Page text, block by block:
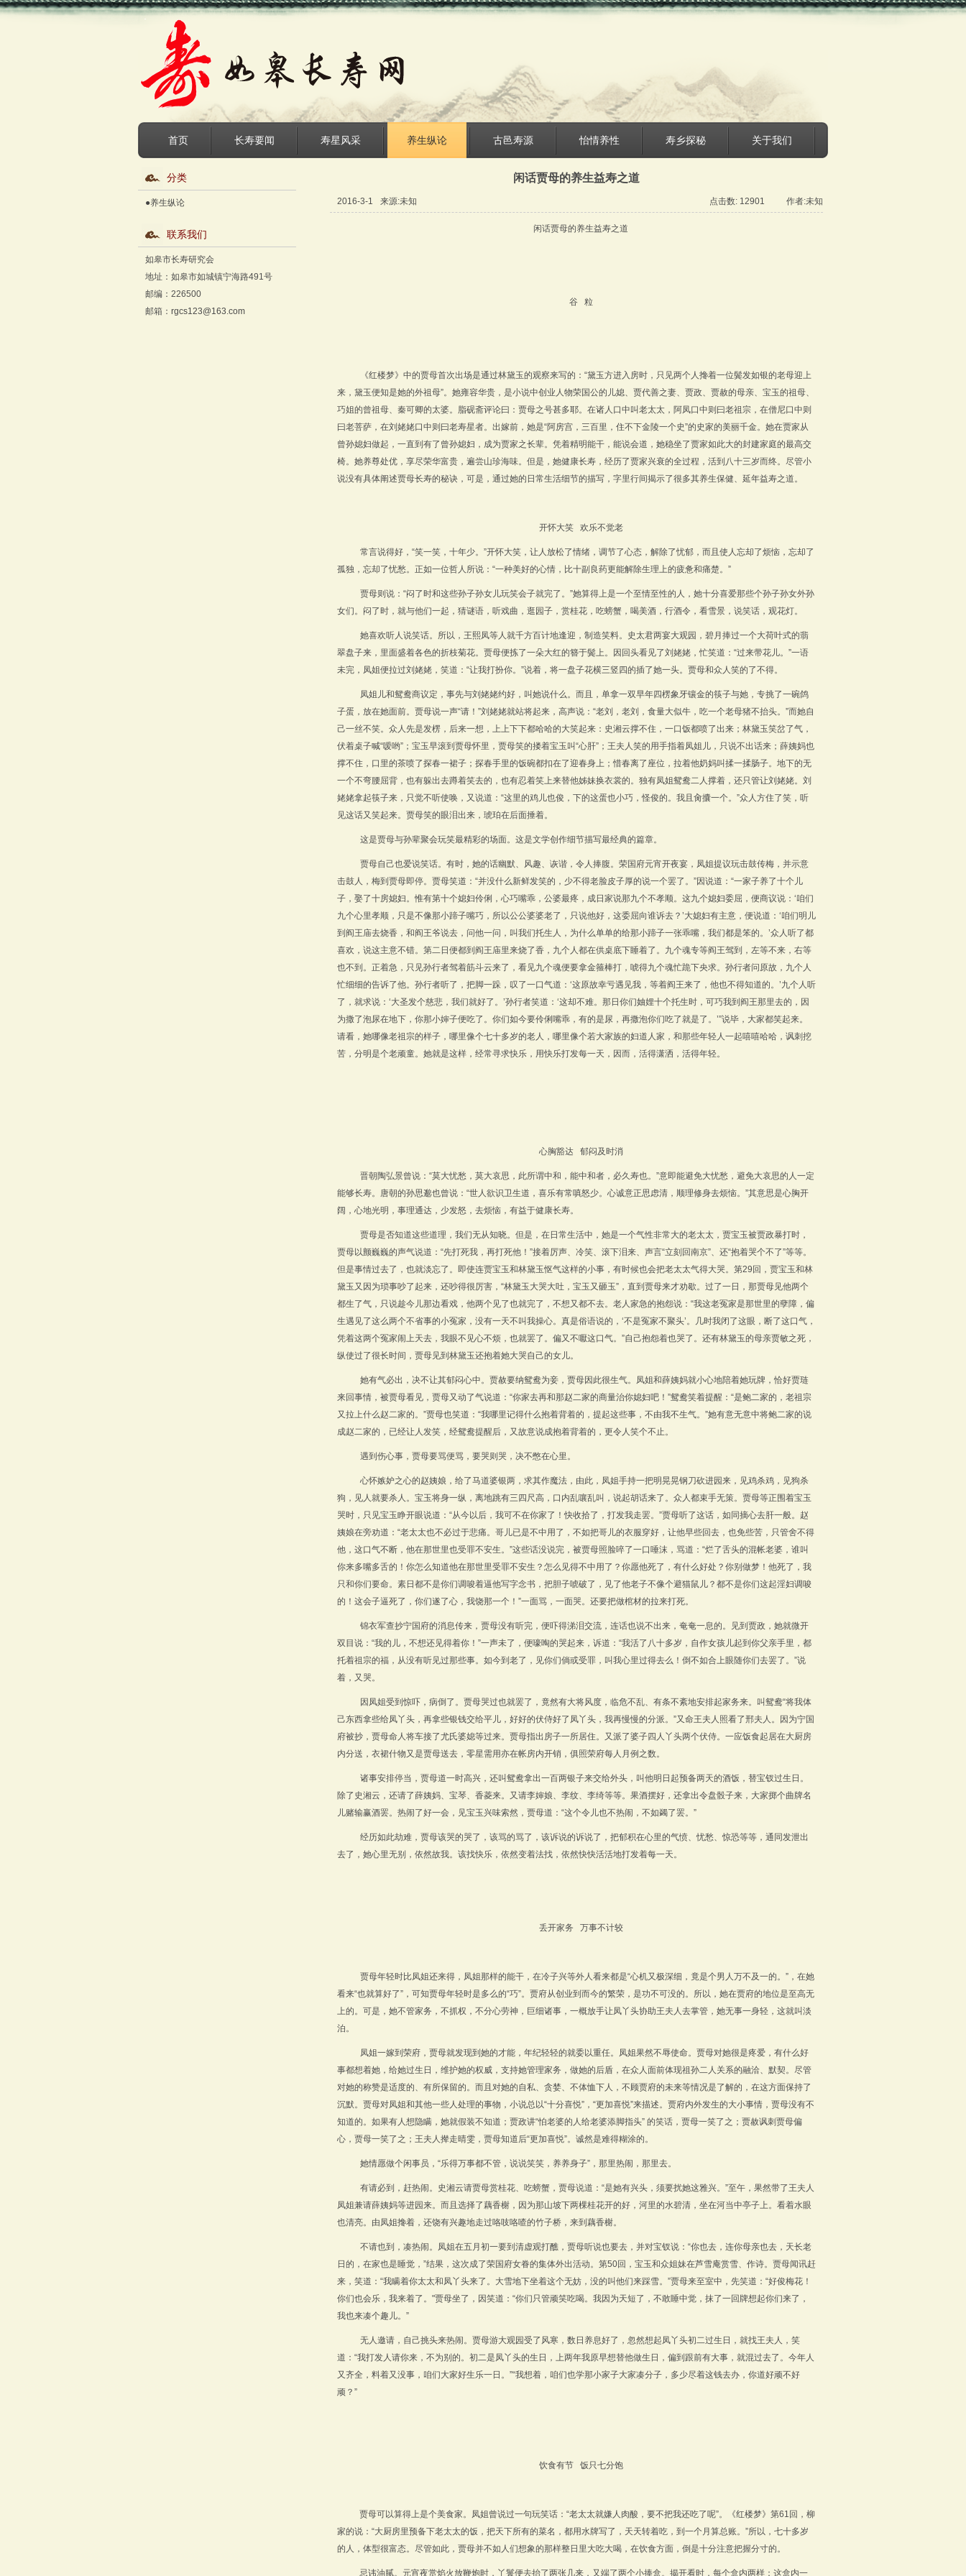
首页 长寿要闻 寿星风采 养生纵论 古邑寿源 怡情养性 寿乡探秘 关于我们
分类
●养生纵论
联系我们
如皋市长寿研究会
地址：如皋市如城镇宁海路491号
邮编：226500
邮箱： rgcs123@163.com
闲话贾母的养生益寿之道
2016-3-1 来源:未知 点击数: 12901 作者:未知
闲话贾母的养生益寿之道
谷 粒
《红楼梦》中的贾母首次出场是通过林黛玉的观察来写的：“黛玉方进入房时，只见两个人搀着一位鬓发如银的老母迎上
来，黛玉便知是她的外祖母”。她雍容华贵，是小说中创业人物荣国公的儿媳、贾代善之妻、贾政、贾赦的母亲、宝玉的祖母、
巧姐的曾祖母、秦可卿的太婆。脂砚斋评论曰：贾母之号甚多耶。在诸人口中叫老太太，阿凤口中则曰老祖宗，在僧尼口中则
曰老菩萨，在刘姥姥口中则曰老寿星者。出嫁前，她是“阿房宫，三百里，住不下金陵一个史”的史家的美丽千金。她在贾家从
曾孙媳妇做起，一直到有了曾孙媳妇，成为贾家之长辈。凭着精明能干，能说会道，她稳坐了贾家如此大的封建家庭的最高交
椅。她养尊处优，享尽荣华富贵，遍尝山珍海味。但是，她健康长寿，经历了贾家兴衰的全过程，活到八十三岁而终。尽管小
说没有具体阐述贾母长寿的秘诀，可是，通过她的日常生活细节的描写，字里行间揭示了很多其养生保健、延年益寿之道。
开怀大笑 欢乐不觉老
常言说得好，“笑一笑，十年少。”开怀大笑，让人放松了情绪，调节了心态，解除了忧郁，而且使人忘却了烦恼，忘却了
孤独，忘却了忧愁。正如一位哲人所说：“一种美好的心情，比十副良药更能解除生理上的疲惫和痛楚。”
贾母则说：“闷了时和这些孙子孙女儿玩笑会子就完了。”她算得上是一个至情至性的人，她十分喜爱那些个孙子孙女外孙
女们。闷了时，就与他们一起，猜谜语，听戏曲，逛园子，赏桂花，吃螃蟹，喝美酒，行酒令，看雪景，说笑话，观花灯。
她喜欢听人说笑话。所以，王熙凤等人就千方百计地逢迎，制造笑料。史太君两宴大观园，碧月捧过一个大荷叶式的翡
翠盘子来，里面盛着各色的折枝菊花。贾母便拣了一朵大红的簪于鬓上。因回头看见了刘姥姥，忙笑道： “过来带花儿。 ”一语
未完，凤姐便拉过刘姥姥，笑道： “让我打扮你。”说着，将一盘子花横三竖四的插了她一头。贾母和众人笑的了不得。
凤姐儿和鸳鸯商议定，事先与刘姥姥约好，叫她说什么。而且，单拿一双早年四楞象牙镶金的筷子与她，专挑了一碗鸽
子蛋，放在她面前。贾母说一声“请！”刘姥姥就站将起来，高声说： “老刘，老刘，食量大似牛，吃一个老母猪不抬头。 ”而她自
己一丝不笑。众人先是发楞，后来一想，上上下下都哈哈的大笑起来：史湘云撑不住，一口饭都喷了出来；林黛玉笑岔了气，
伏着桌子喊“嗳哟”；宝玉早滚到贾母怀里，贾母笑的搂着宝玉叫“心肝”；王夫人笑的用手指着凤姐儿，只说不出话来；薛姨妈也
撑不住，口里的茶喷了探春一裙子；探春手里的饭碗都扣在了迎春身上；惜春离了座位，拉着他奶妈叫揉一揉肠子。地下的无
一个不弯腰屈背，也有躲出去蹲着笑去的，也有忍着笑上来替他姊妹换衣裳的。独有凤姐鸳鸯二人撑着，还只管让刘姥姥。刘
姥姥拿起筷子来，只觉不听使唤，又说道： “这里的鸡儿也俊，下的这蛋也小巧，怪俊的。我且肏攮一个。 ”众人方住了笑，听
见这话又笑起来。贾母笑的眼泪出来，琥珀在后面捶着。
这是贾母与孙辈聚会玩笑最精彩的场面。这是文学创作细节描写最经典的篇章。
贾母自己也爱说笑话。有时，她的话幽默、风趣、诙谐，令人捧腹。荣国府元宵开夜宴，凤姐提议玩击鼓传梅，并示意
击鼓人，梅到贾母即停。贾母笑道：“并没什么新鲜发笑的，少不得老脸皮子厚的说一个罢了。”因说道：“一家子养了十个儿
子，娶了十房媳妇。惟有第十个媳妇伶俐，心巧嘴乖，公婆最疼，成日家说那九个不孝顺。这九个媳妇委屈，便商议说：‘咱们
九个心里孝顺，只是不像那小蹄子嘴巧，所以公公婆婆老了，只说他好，这委屈向谁诉去？’大媳妇有主意，便说道：‘咱们明儿
到阎王庙去烧香，和阎王爷说去，问他一问，叫我们托生人，为什么单单的给那小蹄子一张乖嘴，我们都是笨的。’众人听了都
喜欢，说这主意不错。第二日便都到阎王庙里来烧了香，九个人都在供桌底下睡着了。九个魂专等阎王驾到，左等不来，右等
也不到。正着急，只见孙行者驾着筋斗云来了，看见九个魂便要拿金箍棒打，唬得九个魂忙跪下央求。孙行者问原故，九个人
忙细细的告诉了他。孙行者听了，把脚一跺，叹了一口气道：‘这原故幸亏遇见我，等着阎王来了，他也不得知道的。’九个人听
了，就求说：‘大圣发个慈悲，我们就好了。’孙行者笑道：‘这却不难。那日你们妯娌十个托生时，可巧我到阎王那里去的，因
为撒了泡尿在地下，你那小婶子便吃了。你们如今要伶俐嘴乖，有的是尿，再撒泡你们吃了就是了。’”说毕，大家都笑起来。
请看，她哪像老祖宗的样子，哪里像个七十多岁的老人，哪里像个若大家族的妇道人家，和那些年轻人一起嘻嘻哈哈，讽刺挖
苦，分明是个老顽童。她就是这样，经常寻求快乐，用快乐打发每一天，因而，活得潇洒，活得年轻。
心胸豁达 郁闷及时消
晋朝陶弘景曾说：“莫大忧愁，莫大哀思，此所谓中和，能中和者，必久寿也。”意即能避免大忧愁，避免大哀思的人一定
能够长寿。唐朝的孙思邈也曾说：“世人欲识卫生道，喜乐有常嗔怒少。心诚意正思虑清，顺理修身去烦恼。”其意思是心胸开
阔，心地光明，事理通达，少发怒，去烦恼，有益于健康长寿。
贾母是否知道这些道理，我们无从知晓。但是，在日常生活中，她是一个气性非常大的老太太，贾宝玉被贾政暴打时，
贾母以颤巍巍的声气说道：“先打死我，再打死他！”接着厉声、冷笑、滚下泪来、声言“立刻回南京”、还“抱着哭个不了”等等。
但是事情过去了，也就淡忘了。即使连贾宝玉和林黛玉怄气这样的小事，有时候也会把老太太气得大哭。第29 回，贾宝玉和林
黛玉又因为琐事吵了起来，还吵得很厉害，“林黛玉大哭大吐，宝玉又砸玉”，直到贾母来才劝歇。过了一日，那贾母见他两个
都生了气，只说趁今儿那边看戏，他两个见了也就完了，不想又都不去。老人家急的抱怨说：“我这老冤家是那世里的孽障，偏
生遇见了这么两个不省事的小冤家，没有一天不叫我操心。真是俗语说的，‘不是冤家不聚头’。几时我闭了这眼，断了这口气，
凭着这两个冤家闹上天去，我眼不见心不烦，也就罢了。偏又不嚈这口气。”自己抱怨着也哭了。还有林黛玉的母亲贾敏之死，
纵使过了很长时间，贾母见到林黛玉还抱着她大哭自己的女儿。
她有气必出，决不让其郁闷心中。贾赦要纳鸳鸯为妾，贾母因此很生气。凤姐和薛姨妈就小心地陪着她玩牌，恰好贾琏
来回事情，被贾母看见，贾母又动了气说道：“你家去再和那赵二家的商量治你媳妇吧！”鸳鸯笑着提醒：“是鲍二家的，老祖宗
又拉上什么赵二家的。”贾母也笑道：“我哪里记得什么抱着背着的，提起这些事，不由我不生气。”她有意无意中将鲍二家的说
成赵二家的，已经让人发笑，经鸳鸯提醒后，又故意说成抱着背着的，更令人笑个不止。
遇到伤心事，贾母要骂便骂，要哭则哭，决不憋在心里。
心怀嫉妒之心的赵姨娘，给了马道婆银两，求其作魔法，由此，凤姐手持一把明晃晃钢刀砍进园来，见鸡杀鸡，见狗杀
狗，见人就要杀人。宝玉将身一纵，离地跳有三四尺高，口内乱嚷乱叫，说起胡话来了。众人都束手无策。贾母等正围着宝玉
哭时，只见宝玉睁开眼说道：“从今以后，我可不在你家了！快收拾了，打发我走罢。”贾母听了这话，如同摘心去肝一般。赵
姨娘在旁劝道：“老太太也不必过于悲痛。哥儿已是不中用了，不如把哥儿的衣服穿好，让他早些回去，也免些苦，只管舍不得
他，这口气不断，他在那世里也受罪不安生。”这些话没说完，被贾母照脸啐了一口唾沫，骂道：“烂了舌头的混帐老婆，谁叫
你来多嘴多舌的！你怎么知道他在那世里受罪不安生？怎么见得不中用了？你愿他死了，有什么好处？你别做梦！他死了，我
只和你们要命。素日都不是你们调唆着逼他写字念书，把胆子唬破了，见了他老子不像个避猫鼠儿？都不是你们这起淫妇调唆
的！这会子逼死了，你们遂了心，我饶那一个！”一面骂，一面哭。还要把做棺材的拉来打死。
锦衣军查抄宁国府的消息传来，贾母没有听完，便吓得涕泪交流，连话也说不出来，奄奄一息的。见到贾政，她就微开
双目说：“我的儿，不想还见得着你！”一声未了，便嚎啕的哭起来，诉道：“我活了八十多岁，自作女孩儿起到你父亲手里，都
托着祖宗的福，从没有听见过那些事。如今到老了，见你们倘或受罪，叫我心里过得去么！倒不如合上眼随你们去罢了。”说
着，又哭。
因凤姐受到惊吓，病倒了。贾母哭过也就罢了，竟然有大将风度，临危不乱、有条不紊地安排起家务来。叫鸳鸯“将我体
己东西拿些给凤丫头，再拿些银钱交给平儿，好好的伏侍好了凤丫头，我再慢慢的分派。”又命王夫人照看了邢夫人。因为宁国
府被抄，贾母命人将车接了尤氏婆媳等过来。贾母指出房子一所居住。又派了婆子四人丫头两个伏侍。一应饭食起居在大厨房
内分送，衣裙什物又是贾母送去，零星需用亦在帐房内开销，俱照荣府每人月例之数。
诸事安排停当，贾母道一时高兴，还叫鸳鸯拿出一百两银子来交给外头，叫他明日起预备两天的酒饭，替宝钗过生日。
除了史湘云，还请了薛姨妈、宝琴、香菱来。又请李婶娘、李纹、李绮等等。果酒摆好，还拿出令盘骰子来，大家掷个曲牌名
儿赌输赢酒罢。热闹了好一会，见宝玉兴味索然，贾母道：“这个令儿也不热闹，不如蠲了罢。”
经历如此劫难，贾母该哭的哭了，该骂的骂了，该诉说的诉说了，把郁积在心里的气愤、忧愁、惊恐等等，通同发泄出
去了，她心里无别，依然故我。该找快乐，依然变着法找，依然快快活活地打发着每一天。
丢开家务 万事不计较
贾母年轻时比凤姐还来得，凤姐那样的能干，在冷子兴等外人看来都是“心机又极深细，竟是个男人万不及一的。”，在她
看来“也就算好了”，可知贾母年轻时是多么的“巧”。贾府从创业到而今的繁荣，是功不可没的。所以，她在贾府的地位是至高无
上的。可是，她不管家务，不抓权，不分心劳神，巨细诸事，一概放手让凤丫头协助王夫人去掌管，她无事一身轻，这就叫淡
泊。
凤姐一嫁到荣府，贾母就发现到她的才能，年纪轻轻的就委以重任。凤姐果然不辱使命。贾母对她很是疼爱，有什么好
事都想着她，给她过生日，维护她的权威，支持她管理家务，做她的后盾，在众人面前体现祖孙二人关系的融洽、默契。尽管
对她的称赞是适度的、有所保留的。而且对她的自私、贪婪、不体恤下人，不顾贾府的未来等情况是了解的，在这方面保持了
沉默。贾母对凤姐和其他一些人处理的事物，小说总以“十分喜悦”，“更加喜悦”来描述。贾府内外发生的大小事情，贾母没有不
知道的。如果有人想隐瞒，她就假装不知道；贾政讲“怕老婆的人给老婆添脚指头” 的笑话，贾母一笑了之；贾赦讽刺贾母偏
心，贾母一笑了之；王夫人撵走晴雯，贾母知道后“更加喜悦”。诚然是难得糊涂的。
她情愿做个闲事员，“乐得万事都不管，说说笑笑，养养身子” ， 那里热闹，那里去。
有请必到，赶热闹。史湘云请贾母赏桂花、吃螃蟹，贾母说道：“是她有兴头，须要扰她这雅兴。”至午，果然带了王夫人
凤姐兼请薛姨妈等进园来。而且选择了藕香榭，因为那山坡下两棵桂花开的好，河里的水碧清，坐在河当中亭子上。看着水眼
也清亮。由凤姐搀着，还饶有兴趣地走过咯吱咯喳的竹子桥，来到藕香榭。
不请也到，凑热闹。凤姐在五月初一要到清虚观打醮，贾母听说也要去，并对宝钗说：“你也去，连你母亲也去，天长老
日的，在家也是睡觉， ”结果，这次成了荣国府女眷的集体外出活动。 第50回，宝玉和众姐妹在芦雪庵赏雪、作诗。贾母闻讯赶
来，笑道：“我瞒着你太太和凤丫头来了。大雪地下坐着这个无妨，没的叫他们来踩雪。”贾母来至室中，先笑道：“好俊梅花！
你们也会乐，我来着了。 "贾母坐了，因笑道：“你们只管顽笑吃喝。我因为天短了，不敢睡中觉，抹了一回牌想起你们来了，
我也来凑个趣儿。”
无人邀请，自己挑头来热闹。贾母游大观园受了风寒，数日养息好了，忽然想起凤丫头初二过生日，就找王夫人，笑
道：“我打发人请你来，不为别的。初二是凤丫头的生日，上两年我原早想替他做生日，偏到跟前有大事，就混过去了。今年人
又齐全，料着又没事，咱们大家好生乐一日。”“我想着，咱们也学那小家子大家凑分子，多少尽着这钱去办，你道好顽不好
顽？”
饮食有节 饭只七分饱
贾母可以算得上是个美食家。凤姐曾说过一句玩笑话：“老太太就嫌人肉酸，要不把我还吃了呢”。《红楼梦》第61 回，柳
家的说： “大厨房里预备下老太太的饭，把天下所有的菜名，都用水牌写了，天天转着吃，到一个月算总账。 ”所以，七十多岁
的人，体型很富态。尽管如此，贾母并不如人们想象的那样整日里大吃大喝，在饮食方面，倒是十分注意把握分寸的。
忌讳油腻。元宵夜赏焰火放鞭炮时，丫鬟便去抬了两张几来，又端了两个小捧盒。揭开看时，每个盒内两样：这盒内一